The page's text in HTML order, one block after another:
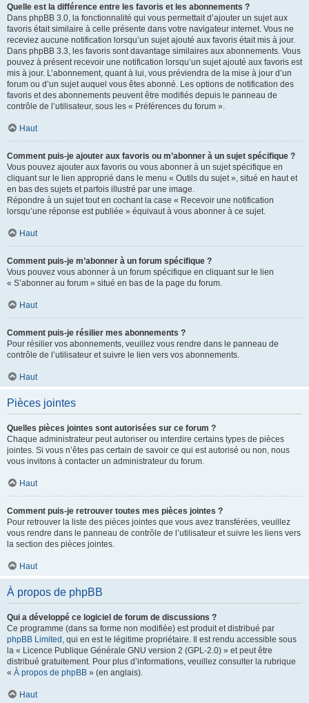
Quelle est la différence entre les favoris et les abonnements ?
Dans phpBB 3.0, la fonctionnalité qui vous permettait d’ajouter un sujet aux
favoris était similaire à celle présente dans votre navigateur internet. Vous ne
receviez aucune notification lorsqu’un sujet ajouté aux favoris était mis à jour.
Dans phpBB 3.3, les favoris sont davantage similaires aux abonnements. Vous
pouvez à présent recevoir une notification lorsqu’un sujet ajouté aux favoris est
mis à jour. L’abonnement, quant à lui, vous préviendra de la mise à jour d’un
forum ou d’un sujet auquel vous êtes abonné. Les options de notification des
favoris et des abonnements peuvent être modifiés depuis le panneau de
contrôle de l’utilisateur, sous les « Préférences du forum ».
Haut
Comment puis-je ajouter aux favoris ou m’abonner à un sujet spécifique ?
Vous pouvez ajouter aux favoris ou vous abonner à un sujet spécifique en
cliquant sur le lien approprié dans le menu « Outils du sujet », situé en haut et
en bas des sujets et parfois illustré par une image.
Répondre à un sujet tout en cochant la case « Recevoir une notification
lorsqu’une réponse est publiée » équivaut à vous abonner à ce sujet.
Haut
Comment puis-je m’abonner à un forum spécifique ?
Vous pouvez vous abonner à un forum spécifique en cliquant sur le lien
« S’abonner au forum » situé en bas de la page du forum.
Haut
Comment puis-je résilier mes abonnements ?
Pour résilier vos abonnements, veuillez vous rendre dans le panneau de
contrôle de l’utilisateur et suivre le lien vers vos abonnements.
Haut
Pièces jointes
Quelles pièces jointes sont autorisées sur ce forum ?
Chaque administrateur peut autoriser ou interdire certains types de pièces
jointes. Si vous n’êtes pas certain de savoir ce qui est autorisé ou non, nous
vous invitons à contacter un administrateur du forum.
Haut
Comment puis-je retrouver toutes mes pièces jointes ?
Pour retrouver la liste des pièces jointes que vous avez transférées, veuillez
vous rendre dans le panneau de contrôle de l’utilisateur et suivre les liens vers
la section des pièces jointes.
Haut
À propos de phpBB
Qui a développé ce logiciel de forum de discussions ?
Ce programme (dans sa forme non modifiée) est produit et distribué par
phpBB Limited , qui en est le légitime propriétaire. Il est rendu accessible sous
la « Licence Publique Générale GNU version 2 (GPL-2.0) » et peut être
distribué gratuitement. Pour plus d’informations, veuillez consulter la rubrique
« À propos de phpBB » (en anglais).
Haut